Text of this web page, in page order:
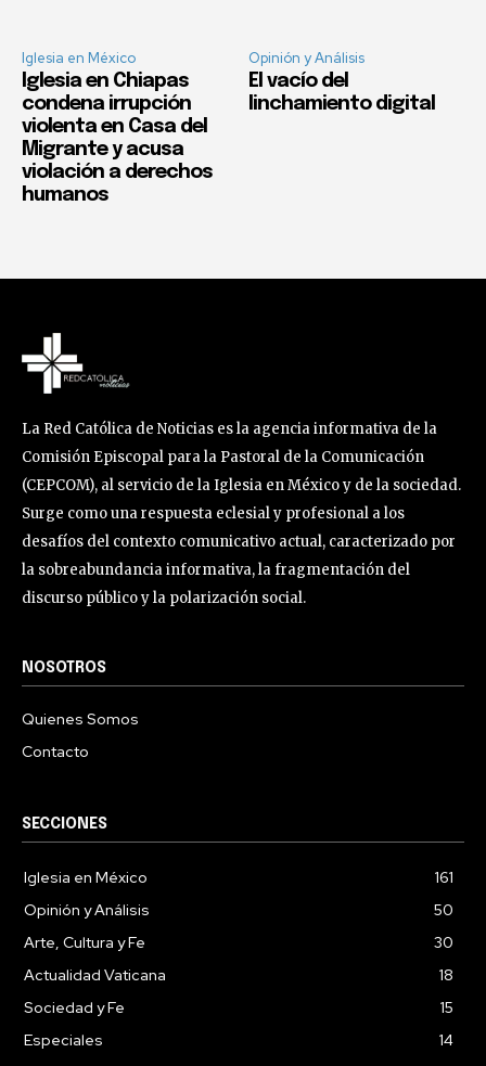
Iglesia en México
Iglesia en Chiapas
condena irrupción
violenta en Casa del
Migrante y acusa
violación a derechos
humanos
Opinión y Análisis
El vacío del
linchamiento digital
La Red Católica de Noticias es la agencia informativa de la
Comisión Episcopal para la Pastoral de la Comunicación
(CEPCOM), al servicio de la Iglesia en México y de la sociedad.
Surge como una respuesta eclesial y profesional a los
desafíos del contexto comunicativo actual, caracterizado por
la sobreabundancia informativa, la fragmentación del
discurso público y la polarización social.
NOSOTROS
Quienes Somos
Contacto
SECCIONES
Iglesia en México
161
Opinión y Análisis
50
Arte, Cultura y Fe
30
Actualidad Vaticana
18
Sociedad y Fe
15
Especiales
14